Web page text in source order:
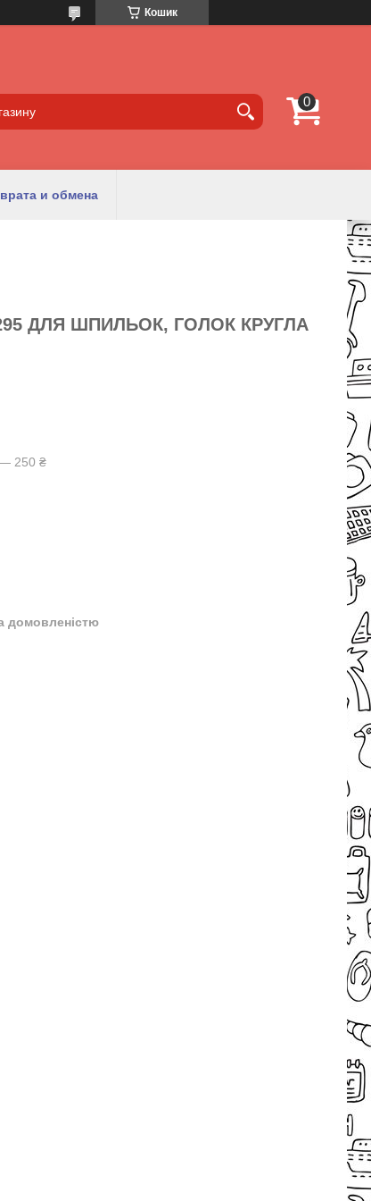
Кошик
и обмена
ДЛЯ ШПИЛЬОК, ГОЛОК КРУГЛА
— 250 ₴
домовленістю